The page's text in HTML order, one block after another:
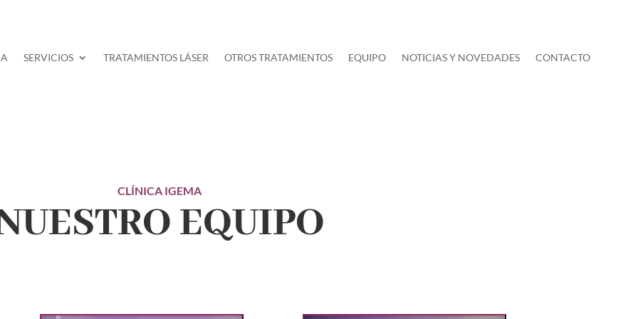
SERVICIOS TRATAMIENTOS LÁSER OTROS TRATAMIENTOS EQUIPO NOTICIAS Y NOVEDADES CONTACTO
CLÍNICA IGEMA
EQUIPO